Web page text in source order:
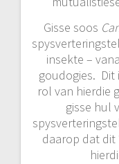
Gisse soos
insekte –
goudogies. Dit
rol van hierdie
gisse hul
daarop dat dit